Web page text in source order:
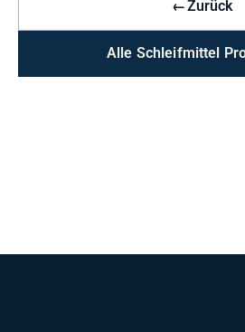
←Zurück
Alle Schleifmittel